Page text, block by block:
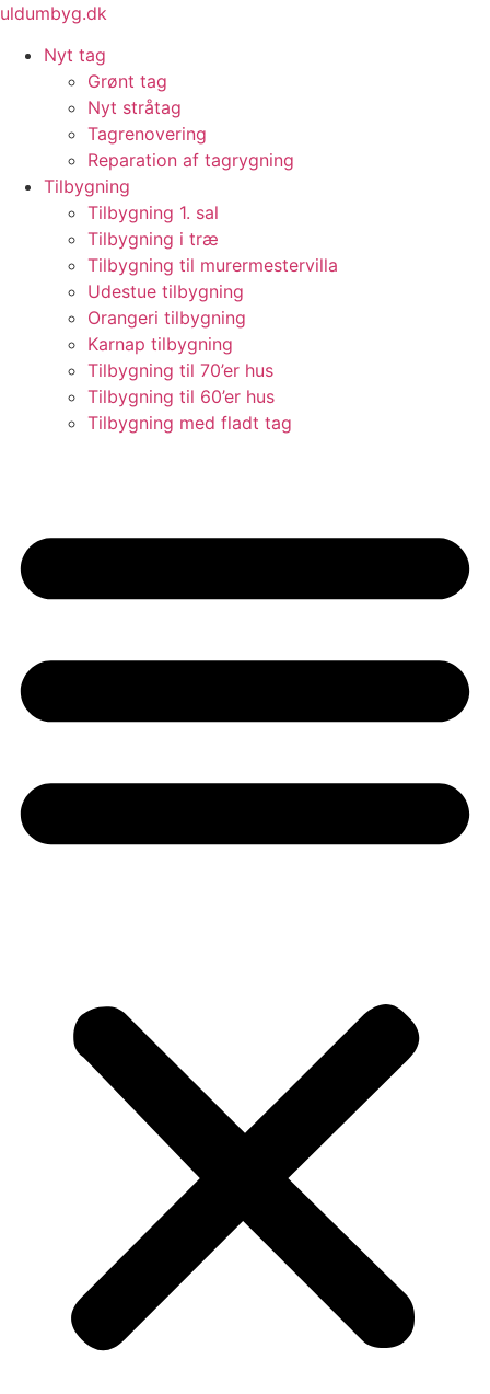
Videre
indhold
uldumbyg.dk
Nyt tag
Grønt tag
Nyt stråtag
Tagrenovering
Reparation af tagrygning
Tilbygning
Tilbygning 1. sal
Tilbygning i træ
Tilbygning til murermestervilla
Udestue tilbygning
Orangeri tilbygning
Karnap tilbygning
Tilbygning til 70’er hus
Tilbygning til 60’er hus
Tilbygning med fladt tag